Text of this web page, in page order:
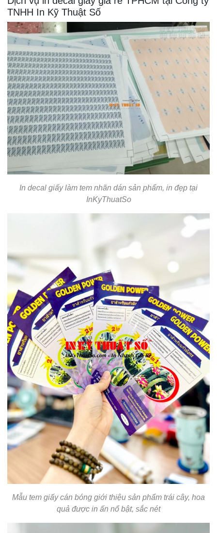
TNHH In Kỹ Thuật Số
In decal giấy làm tem nhãn dán sản phẩm, in đẹp tại
InKyThuatSo
Mẫu tem giấy cán bóng giới thiệu sản phẩm trái cây, hoa
quả được in ấn nổ bật, sắc nét